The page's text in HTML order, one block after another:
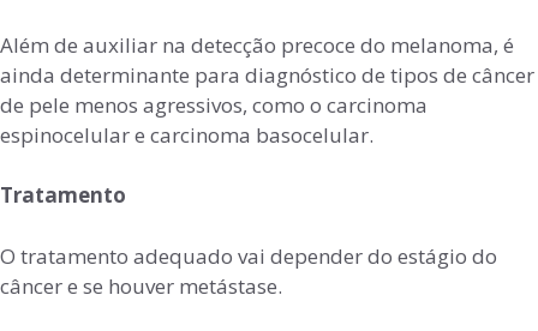
Além de auxiliar na detecção precoce do melanoma, é
ainda determinante para diagnóstico de tipos de câncer
de pele menos agressivos, como o carcinoma
espinocelular e carcinoma basocelular.
Tratamento
O tratamento adequado vai depender do estágio do
câncer e se houver metástase.